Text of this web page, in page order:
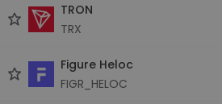
TRON
TRX
Figure Heloc
FIGR_HELOC